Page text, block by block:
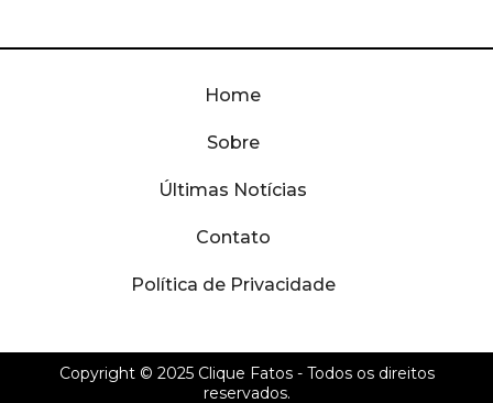
Home
Sobre
Últimas Notícias
Contato
Política de Privacidade
Copyright © 2025 Clique Fatos- Todos os direitos
reservados.